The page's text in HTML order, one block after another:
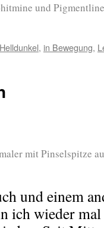
und
Helldunkel, in Bewegung,
mit Pinselspitze
und einem
ich wieder